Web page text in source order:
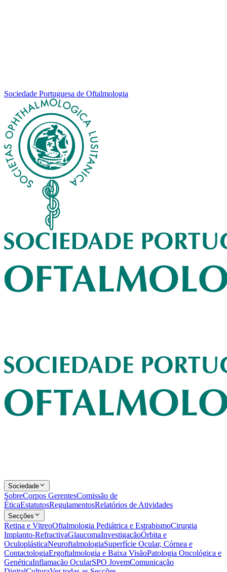
Sociedade Portuguesa de Oftalmologia
Sociedade
SobreCorpos GerentesComissão de
ÉticaEstatutosRegulamentosRelatórios de Atividades
Secções
Retina e VitreoOftalmologia Pediátrica e EstrabismoCirurgia
Implanto-RefractivaGlaucomaInvestigaçãoÓrbita e
OculoplásticaNeuroftalmologiaSuperfície Ocular, Córnea e
ContactologiaErgoftalmologia e Baixa VisãoPatologia Oncológica e
GenéticaInflamação OcularSPO JovemComunicação